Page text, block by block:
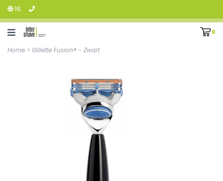
NL
0
Home > Gillette Fusion® - Zwart